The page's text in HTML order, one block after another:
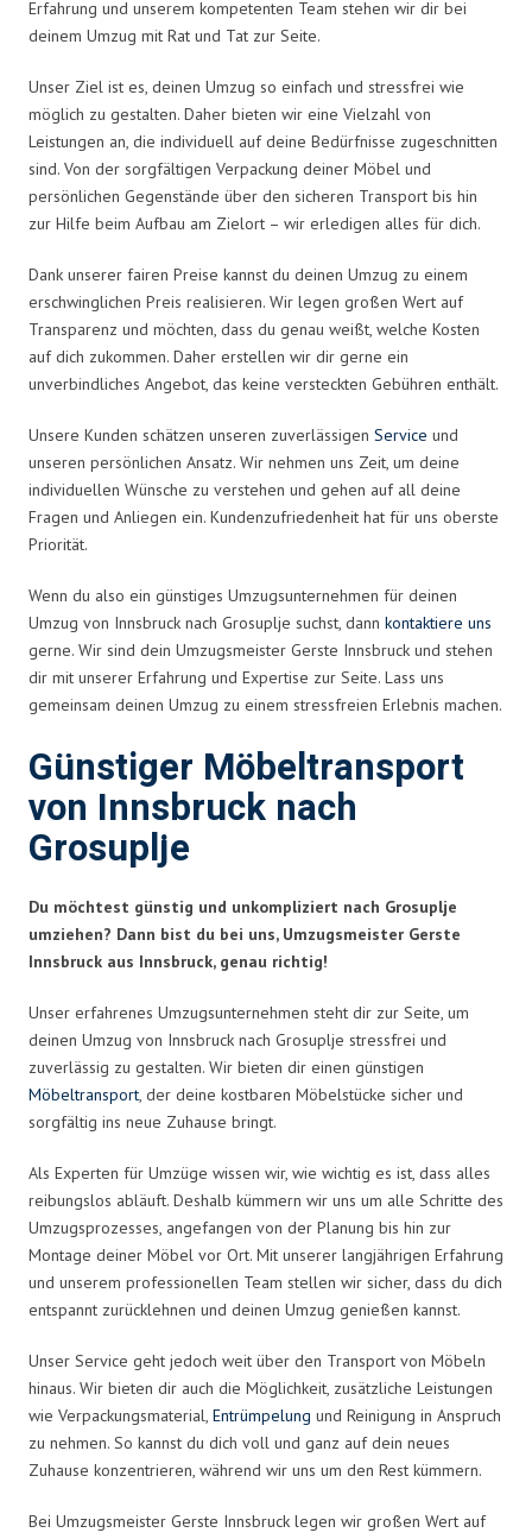
Erfahrung und unserem kompetenten Team stehen wir dir bei
deinem Umzug mit Rat und Tat zur Seite.
Unser Ziel ist es, deinen Umzug so einfach und stressfrei wie
möglich zu gestalten. Daher bieten wir eine Vielzahl von
Leistungen an, die individuell auf deine Bedürfnisse zugeschnitten
sind. Von der sorgfältigen Verpackung deiner Möbel und
persönlichen Gegenstände über den sicheren Transport bis hin
zur Hilfe beim Aufbau am Zielort – wir erledigen alles für dich.
Dank unserer fairen Preise kannst du deinen Umzug zu einem
erschwinglichen Preis realisieren. Wir legen großen Wert auf
Transparenz und möchten, dass du genau weißt, welche Kosten
auf dich zukommen. Daher erstellen wir dir gerne ein
unverbindliches Angebot, das keine versteckten Gebühren enthält.
Unsere Kunden schätzen unseren zuverlässigen Service und
unseren persönlichen Ansatz. Wir nehmen uns Zeit, um deine
individuellen Wünsche zu verstehen und gehen auf all deine
Fragen und Anliegen ein. Kundenzufriedenheit hat für uns oberste
Priorität.
Wenn du also ein günstiges Umzugsunternehmen für deinen
Umzug von Innsbruck nach Grosuplje suchst, dann kontaktiere uns
gerne. Wir sind dein Umzugsmeister Gerste Innsbruck und stehen
dir mit unserer Erfahrung und Expertise zur Seite. Lass uns
gemeinsam deinen Umzug zu einem stressfreien Erlebnis machen.
Günstiger Möbeltransport
von Innsbruck nach
Grosuplje
Du möchtest günstig und unkompliziert nach Grosuplje
umziehen? Dann bist du bei uns, Umzugsmeister Gerste
Innsbruck aus Innsbruck, genau richtig!
Unser erfahrenes Umzugsunternehmen steht dir zur Seite, um
deinen Umzug von Innsbruck nach Grosuplje stressfrei und
zuverlässig zu gestalten. Wir bieten dir einen günstigen
Möbeltransport, der deine kostbaren Möbelstücke sicher und
sorgfältig ins neue Zuhause bringt.
Als Experten für Umzüge wissen wir, wie wichtig es ist, dass alles
reibungslos abläuft. Deshalb kümmern wir uns um alle Schritte des
Umzugsprozesses, angefangen von der Planung bis hin zur
Montage deiner Möbel vor Ort. Mit unserer langjährigen Erfahrung
und unserem professionellen Team stellen wir sicher, dass du dich
entspannt zurücklehnen und deinen Umzug genießen kannst.
Unser Service geht jedoch weit über den Transport von Möbeln
hinaus. Wir bieten dir auch die Möglichkeit, zusätzliche Leistungen
wie Verpackungsmaterial, Entrümpelung und Reinigung in Anspruch
zu nehmen. So kannst du dich voll und ganz auf dein neues
Zuhause konzentrieren, während wir uns um den Rest kümmern.
Bei Umzugsmeister Gerste Innsbruck legen wir großen Wert auf